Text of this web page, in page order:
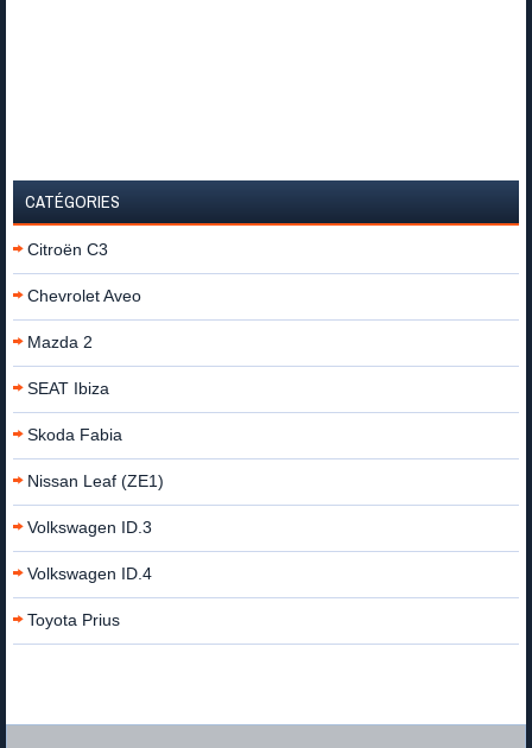
CATÉGORIES
Citroën C3
Chevrolet Aveo
Mazda 2
SEAT Ibiza
Skoda Fabia
Nissan Leaf (ZE1)
Volkswagen ID.3
Volkswagen ID.4
Toyota Prius